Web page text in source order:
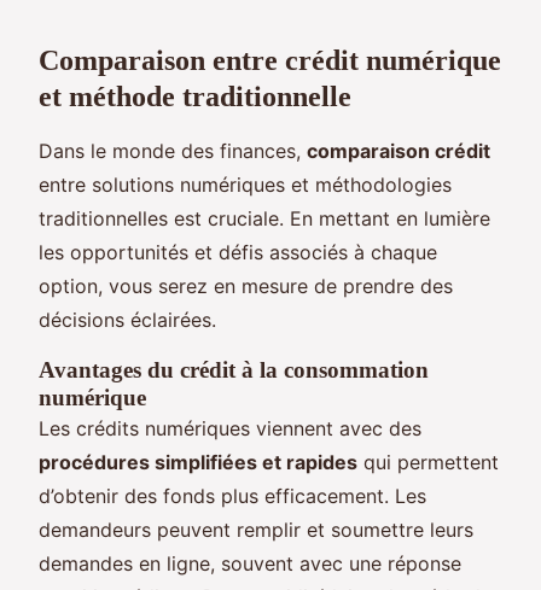
Comparaison entre crédit numérique
et méthode traditionnelle
Dans le monde des finances, comparaison crédit
entre solutions numériques et méthodologies
traditionnelles est cruciale. En mettant en lumière
les opportunités et défis associés à chaque
option, vous serez en mesure de prendre des
décisions éclairées.
Avantages du crédit à la consommation
numérique
Les crédits numériques viennent avec des
procédures simplifiées et rapides qui permettent
d’obtenir des fonds plus efficacement. Les
demandeurs peuvent remplir et soumettre leurs
demandes en ligne, souvent avec une réponse